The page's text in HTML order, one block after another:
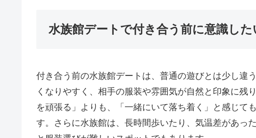
水族館デートで付き合う前に意識し
付き合う前の水族館デートは、普通の遊びとは少し違
くなりやすく、相手の服装や雰囲気が自然と印象に残
を頑張る」よりも、「一緒にいて落ち着く」と感じて
す。さらに水族館は、長時間歩いたり、気温差があっ